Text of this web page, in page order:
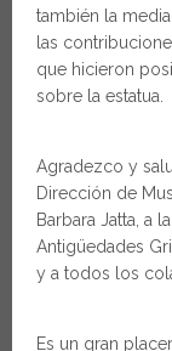
también la
las
que hicieron
sobre la estatua.
Agradezco y
Dirección de
Barbara Jatta, a
Antigüedades
y a todos los
Es un gran